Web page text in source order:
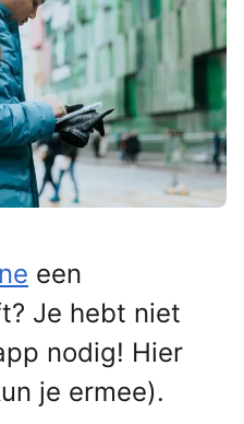
een
Je hebt niet
nodig! Hier
je ermee).